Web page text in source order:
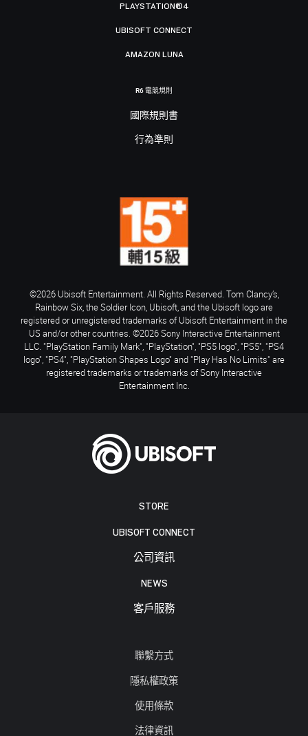
STORE
UBISOFT CONNECT
公司資訊
NEWS
客戶服務
聯繫方式
隱私權政策
使用條款
法律資訊
PLAYSTATION®4
UBISOFT CONNECT
AMAZON LUNA
R6 電競規則
國際規則書
行為準則
©2026 Ubisoft Entertainment. All Rights Reserved. Tom Clancy’s,
Rainbow Six, the Soldier Icon, Ubisoft, and the Ubisoft logo are
registered or unregistered trademarks of Ubisoft Entertainment in the
US and/or other countries. ©2026 Sony Interactive Entertainment
LLC. "PlayStation Family Mark", "PlayStation", "PS5 logo", "PS5", "PS4
logo", "PS4", "PlayStation Shapes Logo" and "Play Has No Limits" are
registered trademarks or trademarks of Sony Interactive
Entertainment Inc.